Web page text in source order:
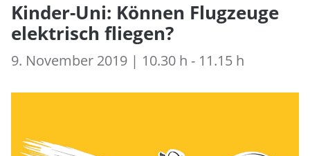
Kinder-Uni: Können Flugzeuge
elektrisch fliegen?
9. November 2019 | 10.30 h - 11.15 h